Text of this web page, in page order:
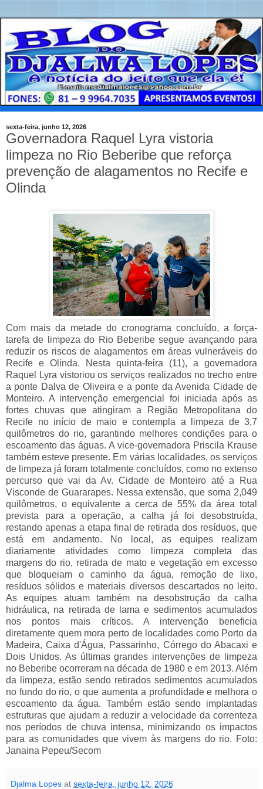
sexta-feira, junho 12, 2026
Governadora Raquel Lyra vistoria
limpeza no Rio Beberibe que reforça
prevenção de alagamentos no Recife e
Olinda
Com mais da metade do cronograma concluído, a força-
tarefa de limpeza do Rio Beberibe segue avançando para
reduzir os riscos de alagamentos em áreas vulneráveis do
Recife e Olinda. Nesta quinta-feira (11), a governadora
Raquel Lyra vistoriou os serviços realizados no trecho entre
a ponte Dalva de Oliveira e a ponte da Avenida Cidade de
Monteiro. A intervenção emergencial foi iniciada após as
fortes chuvas que atingiram a Região Metropolitana do
Recife no início de maio e contempla a limpeza de 3,7
quilômetros do rio, garantindo melhores condições para o
escoamento das águas. A vice-governadora Priscila Krause
também esteve presente. Em várias localidades, os serviços
de limpeza já foram totalmente concluídos, como no extenso
percurso que vai da Av. Cidade de Monteiro até a Rua
Visconde de Guararapes. Nessa extensão, que soma 2,049
quilômetros, o equivalente a cerca de 55% da área total
prevista para a operação, a calha já foi desobstruída,
restando apenas a etapa final de retirada dos resíduos, que
está em andamento. No local, as equipes realizam
diariamente atividades como limpeza completa das
margens do rio, retirada de mato e vegetação em excesso
que bloqueiam o caminho da água, remoção de lixo,
resíduos sólidos e materiais diversos descartados no leito.
As equipes atuam também na desobstrução da calha
hidráulica, na retirada de lama e sedimentos acumulados
nos pontos mais críticos. A intervenção beneficia
diretamente quem mora perto de localidades como Porto da
Madeira, Caixa d'Água, Passarinho, Córrego do Abacaxi e
Dois Unidos. As últimas grandes intervenções de limpeza
no Beberibe ocorreram na década de 1980 e em 2013. Além
da limpeza, estão sendo retirados sedimentos acumulados
no fundo do rio, o que aumenta a profundidade e melhora o
escoamento da água. Também estão sendo implantadas
estruturas que ajudam a reduzir a velocidade da correnteza
nos períodos de chuva intensa, minimizando os impactos
para as comunidades que vivem às margens do rio. Foto:
Janaina Pepeu/Secom
Djalma Lopes at sexta-feira, junho 12, 2026